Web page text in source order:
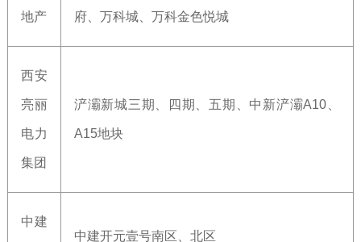
地产 府、万科城、万科金色悦城
西安
亮丽
电力
集团
浐灞新城三期、四期、五期、中新浐灞A10、
A15地块
中建
中建开元壹号南区、北区